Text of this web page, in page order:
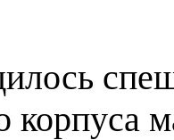
корпуса